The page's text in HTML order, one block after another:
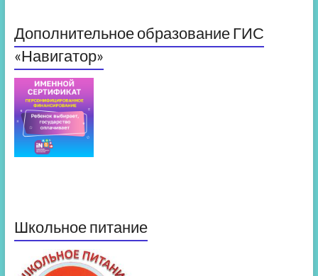
Дополнительное образование ГИС
«Навигатор»
Школьное питание